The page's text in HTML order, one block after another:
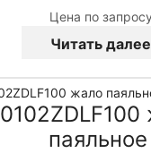
Цена по запросу
Читать далее
0102ZDLF100
паяльное